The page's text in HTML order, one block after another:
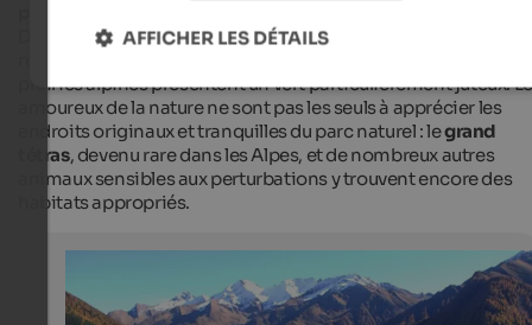
The trees have golden colours down in the valley,
Peter is already surrounded by snow-covered
Dolomites, mais tout aussi impressionnant. Les hivers dans
prairies alpines présentent un vert particulièrement juteux.
amoureux de la nature ne sont pas les seuls à apprécier les
endroits originaux et tranquilles du parc naturel : legrand
tétras, devenu rare dans les Alpes, et de nombreux autres
animaux sensibles aux perturbations y trouvent encore des
habitats appropriés.
AFFICHER LES DÉTAILS